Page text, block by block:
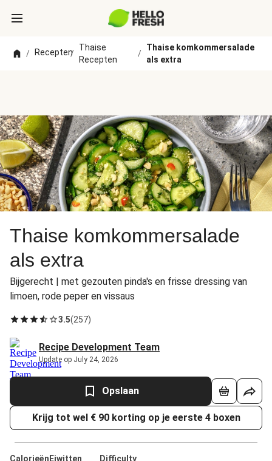
/ Recepten/
Thaise
Recepten
/
Thaise komkommersalade
als extra
Thaise komkommersalade
als extra
Bijgerecht | met gezouten pinda's en frisse dressing van
limoen, rode peper en vissaus
3.5(257)
Recipe Development Team
Update op July 24, 2026
Opslaan
Krijg tot wel € 90 korting op je eerste 4 boxen
Calorieën Eiwitten
Difficulty